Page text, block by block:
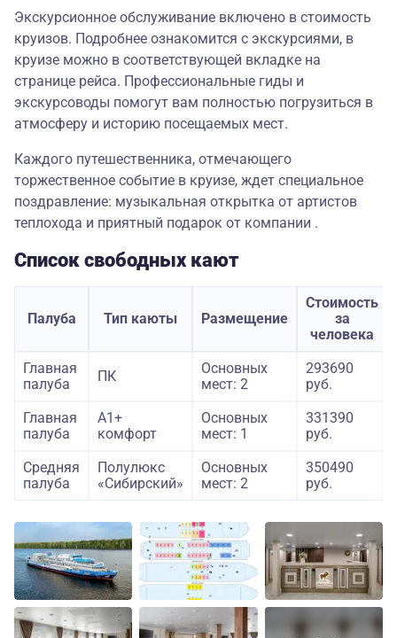
Экскурсионное обслуживание включено в стоимость
круизов. Подробнее ознакомится с экскурсиями, в
круизе можно в соответствующей вкладке на
странице рейса. Профессиональные гиды и
экскурсоводы помогут вам полностью погрузиться в
атмосферу и историю посещаемых мест.
Каждого путешественника, отмечающего
торжественное событие в круизе, ждет специальное
поздравление: музыкальная открытка от артистов
теплохода и приятный подарок от компании .
Список свободных кают
Палуба Тип каюты Размещение
Стоимость
за
человека
Главная
палуба
ПК
Основных
мест: 2
293690
руб.
Главная
палуба
А1+
комфорт
Основных
мест: 1
331390
руб.
Средняя
палуба
Полулюкс
«Сибирский»
Основных
мест: 2
350490
руб.